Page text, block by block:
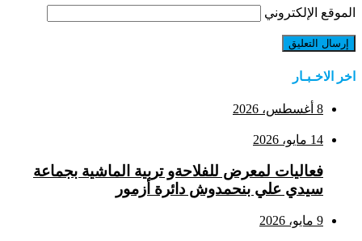
الموقع الإلكتروني
اخر الاخـبـار
8 أغسطس، 2026
14 مايو، 2026
فعاليات لمعرض للفلاحةو تربية الماشية بجماعة
سيدي علي بنحمدوش دائرة أزمور
9 مايو، 2026